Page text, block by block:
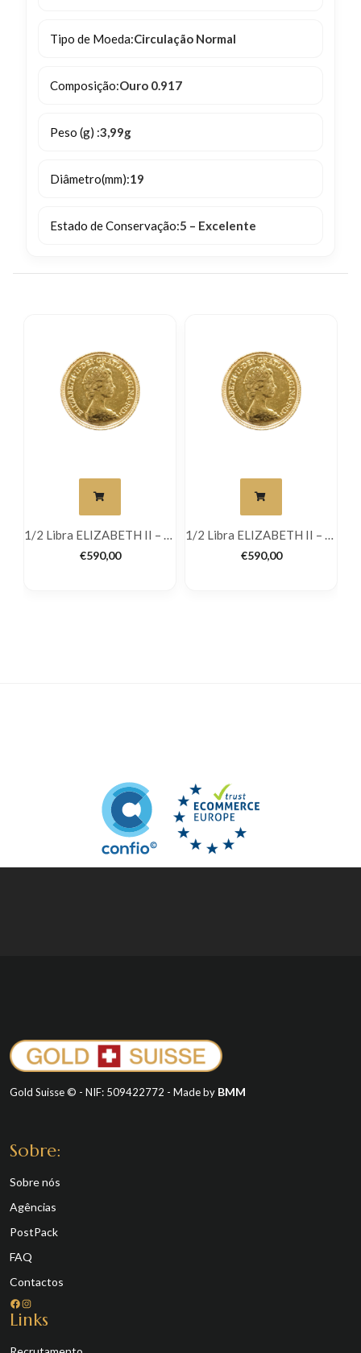
Tipo de Moeda:Circulação Normal
Composição:Ouro 0.917
Peso (g) :3,99g
Diâmetro(mm):19
Estado de Conservação:5 – Excelente
1/2 Libra ELIZABETH II – Jubileu
€590,00
1/2 Libra ELIZABETH II – Jubileu
€590,00
Gold Suisse © - NIF: 509422772 - Made by BMM
Sobre:
Sobre nós
Agências
PostPack
FAQ
Contactos
Facebook Instagram
Links